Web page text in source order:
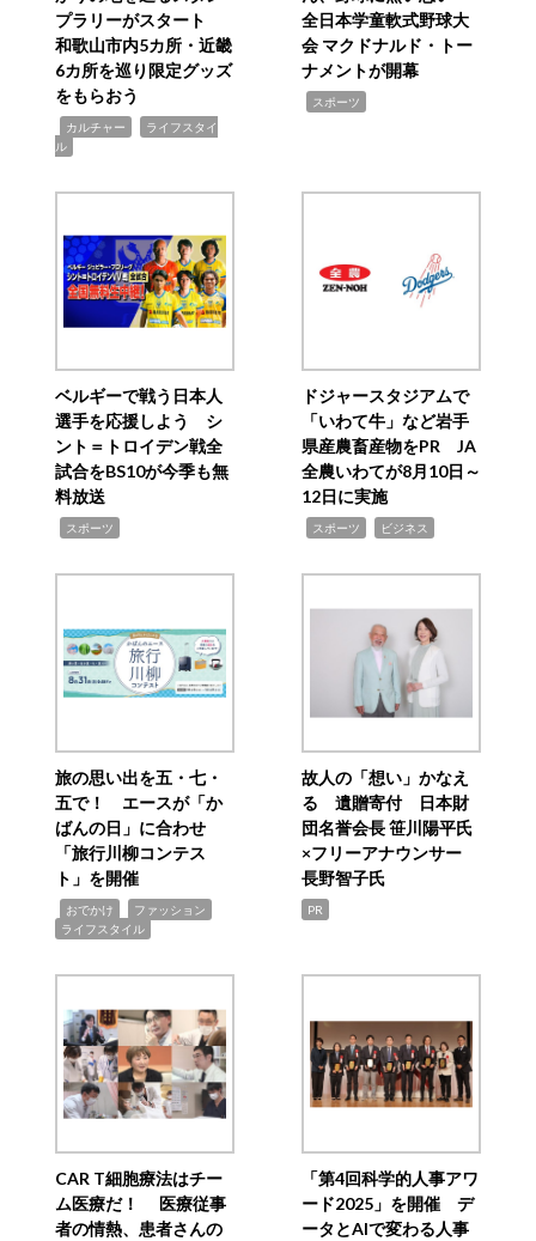
プラリーがスタート
和歌山市内5カ所・近畿
6カ所を巡り限定グッズ
をもらおう
カルチャー
ライフスタイ
ル
全日本学童軟式野球大
会 マクドナルド・トー
ナメントが開幕
スポーツ
ベルギーで戦う日本人
選手を応援しよう シ
ント＝トロイデン戦全
試合をBS10が今季も無
料放送
スポーツ
ドジャースタジアムで
「いわて牛」など岩手
県産農畜産物をPR JA
全農いわてが8月10日～
12日に実施
スポーツ ビジネス
旅の思い出を五・七・
五で！ エースが「か
ばんの日」に合わせ
「旅行川柳コンテス
ト」を開催
おでかけ ファッション
ライフスタイル
故人の「想い」かなえ
る 遺贈寄付 日本財
団名誉会長 笹川陽平氏
×フリーアナウンサー
長野智子氏
PR
CAR T細胞療法はチー
ム医療だ！ 医療従事
者の情熱、患者さんの
「第4回科学的人事アワ
ード2025」を開催 デ
ータとAIで変わる人事